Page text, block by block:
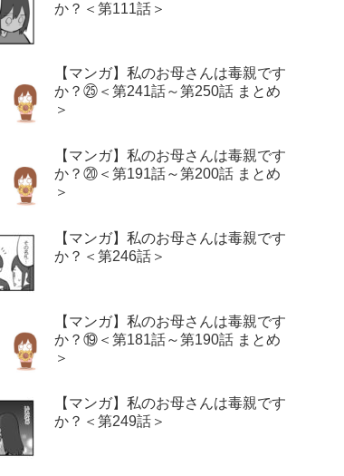
か？＜第111話＞
【マンガ】私のお母さんは毒親です
か？㉕＜第241話～第250話 まとめ
＞
【マンガ】私のお母さんは毒親です
か？⑳＜第191話～第200話 まとめ
＞
【マンガ】私のお母さんは毒親です
か？＜第246話＞
【マンガ】私のお母さんは毒親です
か？⑲＜第181話～第190話 まとめ
＞
【マンガ】私のお母さんは毒親です
か？＜第249話＞